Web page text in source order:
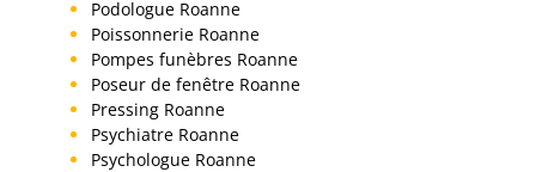
Podologue Roanne
Poissonnerie Roanne
Pompes funèbres Roanne
Poseur de fenêtre Roanne
Pressing Roanne
Psychiatre Roanne
Psychologue Roanne